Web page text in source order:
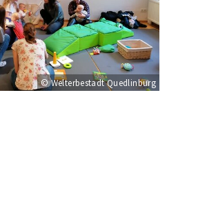
© Welterbestadt Quedlinburg